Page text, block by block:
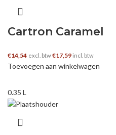
Cartron Caramel
€14,54 excl. btw€17,59 incl. btw
Toevoegen aan winkelwagen
0.35 L